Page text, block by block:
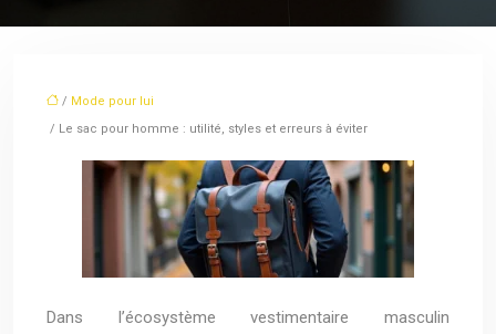
/ Mode pour lui
/ Le sac pour homme : utilité, styles et erreurs à éviter
Dans l’écosystème vestimentaire masculin